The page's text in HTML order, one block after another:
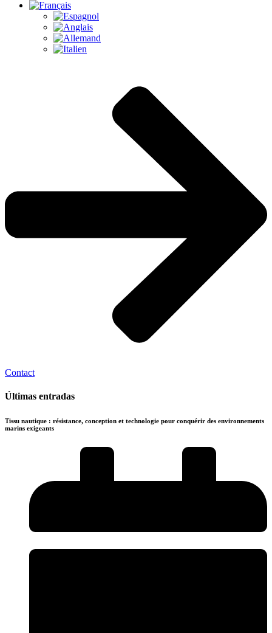
Contact
Últimas entradas
Tissu nautique : résistance, conception et technologie pour conquérir des environnements
marins exigeants